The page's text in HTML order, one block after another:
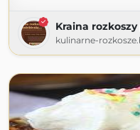
Kraina
kulinarne-